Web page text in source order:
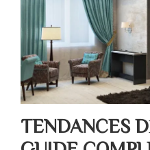
TENDANCES